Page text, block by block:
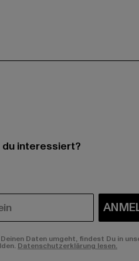
interessiert?
Daten umgeht, findest Du in
Datenschutzerklärung lesen.